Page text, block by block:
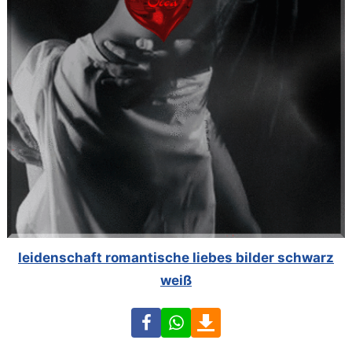
leidenschaft romantische liebes bilder schwarz
weiß
FacebookWhatsApp